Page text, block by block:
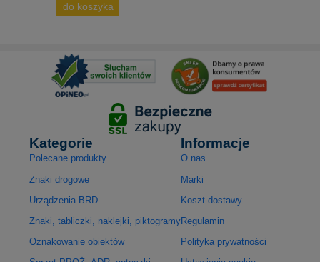
do koszyka
Kategorie
Polecane produkty
Znaki drogowe
Urządzenia BRD
Znaki, tabliczki, naklejki, piktogramy
Oznakowanie obiektów
Informacje
O nas
Marki
Koszt dostawy
Regulamin
Polityka prywatności